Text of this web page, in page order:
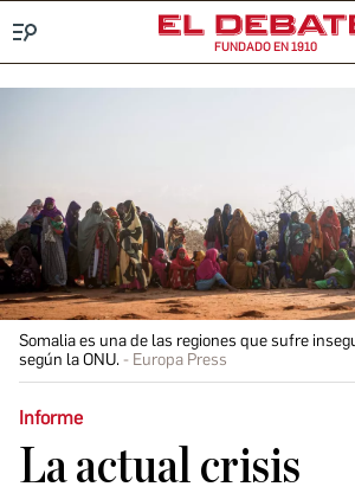
FUNDADO EN 1910
Somalia es una de las regiones que sufre
según la ONU.
Europa Press
Informe
La actual crisis